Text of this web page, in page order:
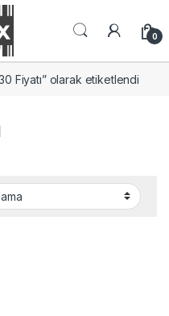
0
Fiyatı” olarak etiketlendi